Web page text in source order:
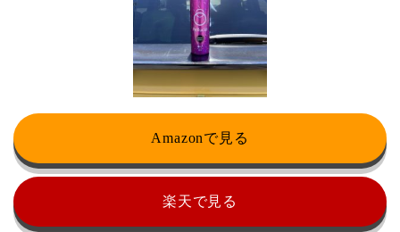
Amazonで見る
楽天で見る